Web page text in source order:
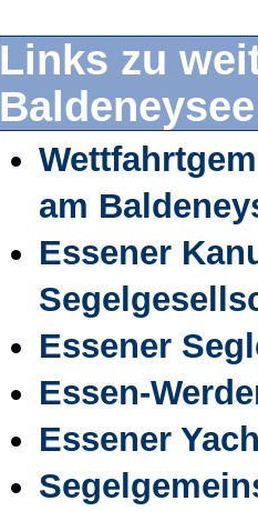
Links zu
Baldeneysee
am
Essener
Essener
Essen-
Essener